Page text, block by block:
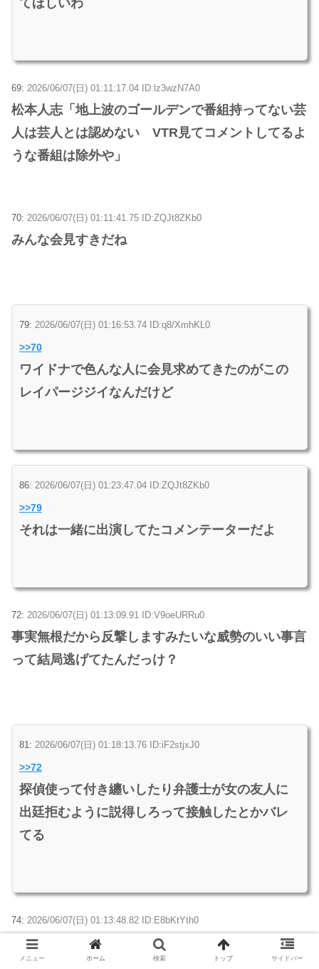
69: 2026/06/07(日) 01:11:17.04 ID:lz3wzN7A0
松本人志「地上波のゴールデンで番組持ってない芸
人は芸人とは認めない VTR見てコメントしてるよ
うな番組は除外や」
70: 2026/06/07(日) 01:11:41.75 ID:ZQJt8ZKb0
みんな会見すきだね
79: 2026/06/07(日) 01:16:53.74 ID:q8/XmhKL0
>>70
ワイドナで色んな人に会見求めてきたのがこの
レイパージジイなんだけど
86: 2026/06/07(日) 01:23:47.04 ID:ZQJt8ZKb0
>>79
それは一緒に出演してたコメンテーターだよ
72: 2026/06/07(日) 01:13:09.91 ID:V9oeURRu0
事実無根だから反撃しますみたいな威勢のいい事言
って結局逃げてたんだっけ？
81: 2026/06/07(日) 01:18:13.76 ID:iF2stjxJ0
>>72
探偵使って付き纏いしたり弁護士が女の友人に
出廷拒むように説得しろって接触したとかバレ
てる
74: 2026/06/07(日) 01:13:48.82 ID:E8bKtYth0
泥舟や
メニュー ホーム 検索 トップ サイドバー